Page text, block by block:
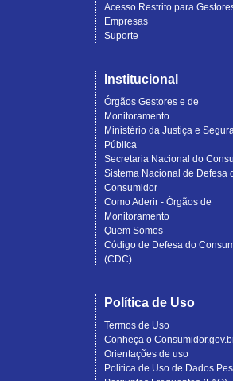
Acesso Restrito para
Empresas
Suporte
Institucional
Órgãos Gestores e de
Monitoramento
Ministério da Justiça e
Pública
Secretaria Nacional do
Sistema Nacional de Defesa
Consumidor
Como Aderir - Órgãos de
Monitoramento
Quem Somos
Código de Defesa do
(CDC)
Política de Uso
Termos de Uso
Conheça o
Orientações de uso
Política de Uso de Dados